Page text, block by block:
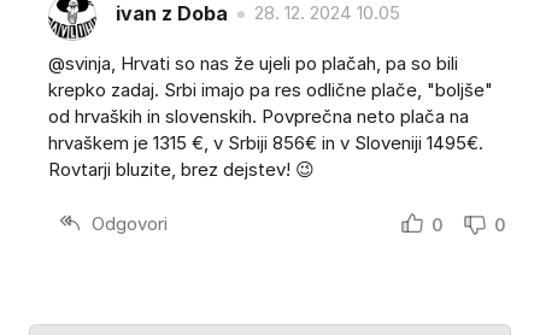
ivan z Doba 28. 12. 2024 10.05
@svinja, Hrvati so nas že ujeli po plačah, pa so bili
krepko zadaj. Srbi imajo pa res odlične plače, "boljše"
od hrvaških in slovenskih. Povprečna neto plača na
hrvaškem je 1315 €, v Srbiji 856€ in v Sloveniji 1495€.
Rovtarji bluzite, brez dejstev! 😉
Odgovori 0 0